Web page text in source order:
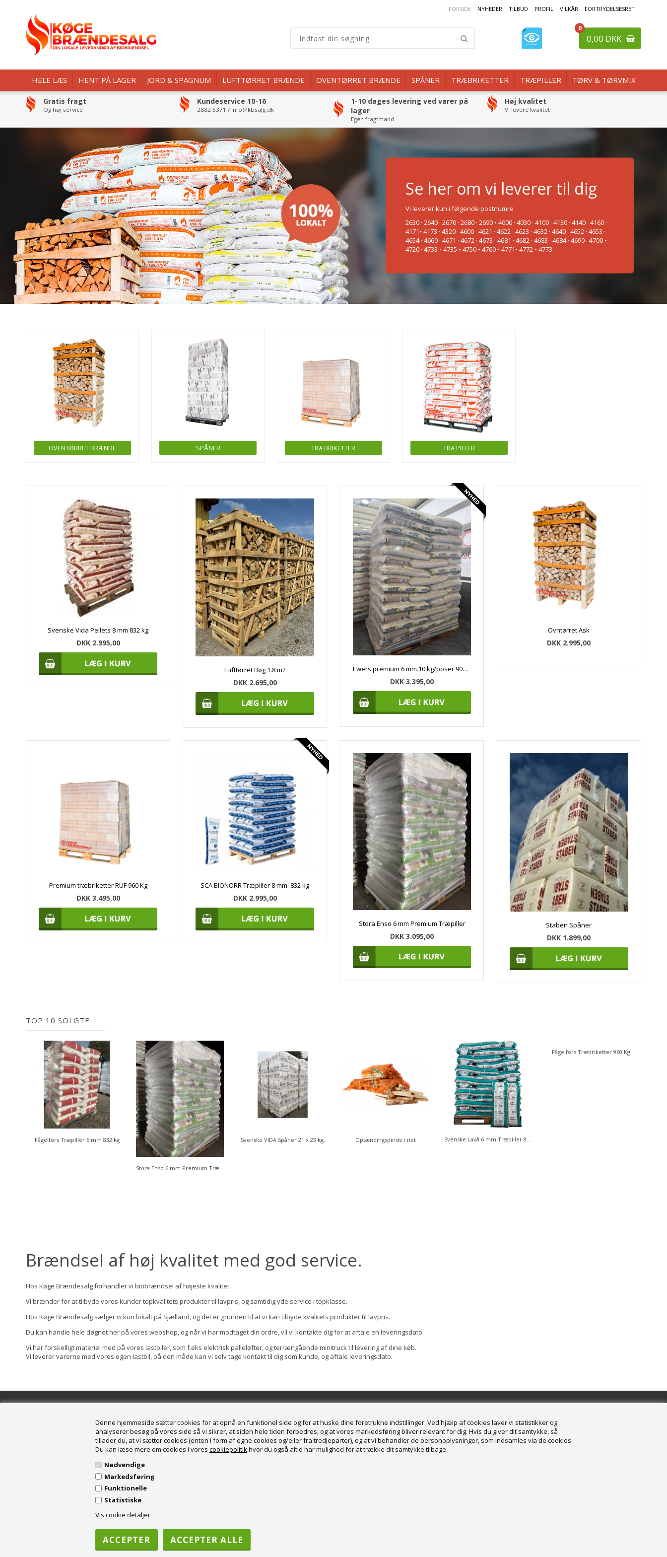
Denne hjemmeside sætter cookies for at opnå en funktionel side og for at huske dine foretrukne indstillinger. Ved hjælp af cookies laver vi statistikker og
analyserer besøg på vores side så vi sikrer, at siden hele tiden forbedres, og at vores markedsføring bliver relevant for dig. Hvis du giver dit samtykke, så
tillader du, at vi sætter cookies (enten i form af egne cookies og/eller fra tredjeparter), og at vi behandler de personoplysninger, som indsamles via de cookies.
Du kan læse mere om cookies i vores cookiepolitikhvor du også altid har mulighed for at trække dit samtykke tilbage.
Nødvendige
Markedsføring
Funktionelle
Statistiske
Vis cookie detaljer
0
0,00 DKK
FORSIDE NYHEDER TILBUD PROFIL VILKÅR FORTRYDELSESRET
HELE LÆS HENT PÅ LAGER JORD & SPAGNUM LUFTTØRRET BRÆNDE OVENTØRRET BRÆNDE SPÅNER TRÆBRIKETTER TRÆPILLER TØRV & TØRVMIX
Gratis fragt
Og høj service
Kundeservice 10-16
2882 5371 / info@kbsalg.dk
1-10 dages levering ved varer på
lager
Egen fragtmand
Høj kvalitet
Vi levere kvalitet
Se her om vi leverer til dig
Vi leverer kun i følgende postnumre
2630 · 2640 · 2670 · 2680 · 2690 • 4000 · 4030 · 4100 · 4130 · 4140 · 4160 ·
4171• 4173 · 4320 · 4600 · 4621 · 4622 · 4623 · 4632 · 4640 · 4652 · 4653 ·
4654 · 4660 · 4671 · 4672 · 4673 · 4681 · 4682 · 4683 · 4684 · 4690 · 4700 •
4720 · 4733 • 4735 • 4750 • 4760 • 4771• 4772 • 4773
OVENTØRRET BRÆNDE SPÅNER TRÆBRIKETTER TRÆPILLER
Svenske Vida Pellets 8 mm 832 kg
DKK 2.995,00
Lufttørret Bøg 1.8 m2
DKK 2.695,00
Ewers premium 6 mm.10 kg/poser 900 kg.
DKK 3.395,00
Ovntørret Ask
DKK 2.995,00
Premium træbriketter RUF 960 Kg
DKK 3.495,00
SCA BIONORR Træpiller 8 mm. 832 kg
DKK 2.995,00
Stora Enso 6 mm Premium Træpiller
DKK 3.095,00
Staben Spåner
DKK 1.899,00
TOP 10 SOLGTE
Fågelfors Træpiller 6 mm 832 kg Svenske VIDA Spåner 21 x 23 kg. Optændingspinde i net
Brændsel af høj kvalitet med god service.
Hos Køge Brændesalg forhandler vi biobrændsel af højeste kvalitet.
Vi brænder for at tilbyde vores kunder topkvalitets produkter til lavpris, og samtidig yde service i topklasse.
Hos Køge Brændesalg sælger vi kun lokalt på Sjælland, og det er grunden til at vi kan tilbyde kvalitets produkter til lavpris.
Du kan handle hele døgnet her på vores webshop, og når vi har modtaget din ordre, vil vi kontakte dig for at aftale en leveringsdato.
Vi har forskelligt materiel med på vores lastbiler, som f.eks elektrisk palleløfter, og terrængående minitruck til levering af dine køb.
Vi leverer varerne med vores egen lastbil, på den måde kan vi selv tage kontakt til dig som kunde, og aftale leveringsdato.
Kundeservice